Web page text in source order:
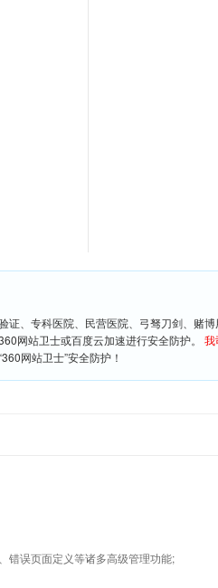
证、专科医院、民营医院、弓驽刀剑、赌
网站卫士或百度云加速进行安全防护。 我
网站卫士”安全防护！
错误页面定义等诸多高级管理功能;